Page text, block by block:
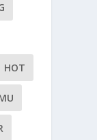
HOT